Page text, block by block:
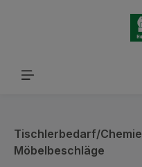
Tischlerbedarf/Chemie
Möbelbeschläge